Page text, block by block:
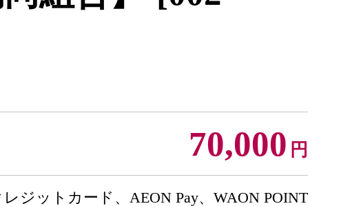
70,000 円
レジットカード、AEON Pay、WAON POINT